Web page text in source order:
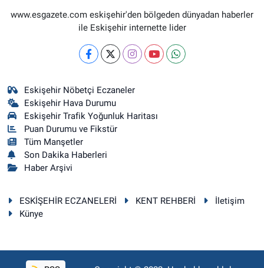
www.esgazete.com eskişehir'den bölgeden dünyadan haberler
ile Eskişehir internette lider
Eskişehir Nöbetçi Eczaneler
Eskişehir Hava Durumu
Eskişehir Trafik Yoğunluk Haritası
Puan Durumu ve Fikstür
Tüm Manşetler
Son Dakika Haberleri
Haber Arşivi
ESKİŞEHİR ECZANELERİ KENT REHBERİ
İletişim
Künye